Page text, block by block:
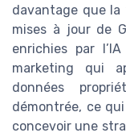
davantage que
mises à jour de
enrichies par
marketing qui
données
démontrée, ce
concevoir une